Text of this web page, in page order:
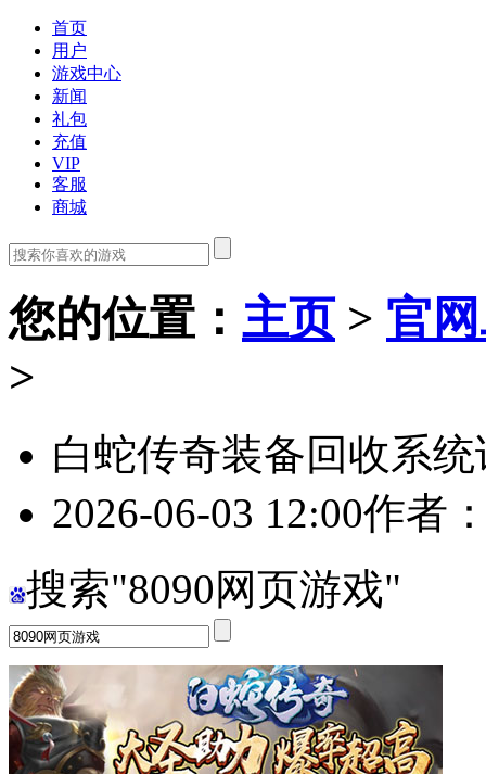
首页
用户
游戏中心
新闻
礼包
充值
VIP
客服
商城
您的位置 ： 主页> 官
>
白蛇传奇装备回收系
2026-06-03 12:00作者
搜索"8090网页游戏"